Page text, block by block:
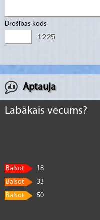
Drošības kods
Aptauja
Labākais vecums?
Balsot
18
Balsot
33
Balsot
50